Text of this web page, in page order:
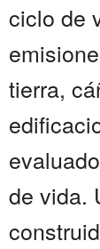
ciclo de
tierra,
de vida.